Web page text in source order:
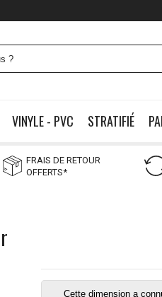
VINYLE - PVC STRATIFIÉ
FRAIS DE RETOUR
OFFERTS*
Cette dimension a